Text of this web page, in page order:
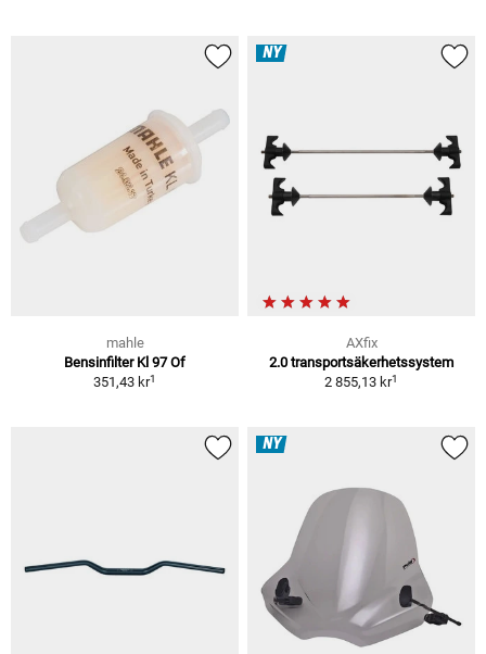
mahle
Bensinfilter Kl 97 Of
351,43 kr1
NY
AXfix
2.0 transportsäkerhetssystem
2 855,13 kr1
NY